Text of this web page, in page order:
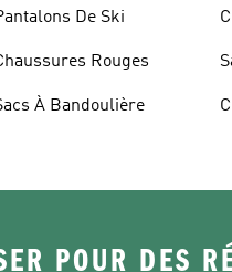
De Ski
Rouges
À Bandoulière
POUR DES